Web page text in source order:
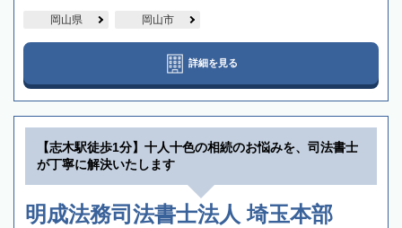
岡山県 岡山市
詳細を見る
【志木駅徒歩1分】十人十色の相続のお悩みを、司法書士
が丁寧に解決いたします
明成法務司法書士法人 埼玉本部